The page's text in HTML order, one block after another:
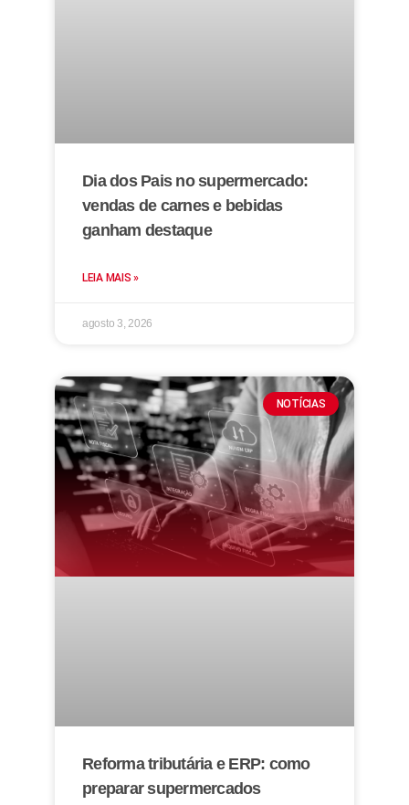
Dia dos Pais no supermercado:
vendas de carnes e bebidas
ganham destaque
LEIA MAIS »
agosto 3, 2026
NOTÍCIAS
Reforma tributária e ERP: como
preparar supermercados